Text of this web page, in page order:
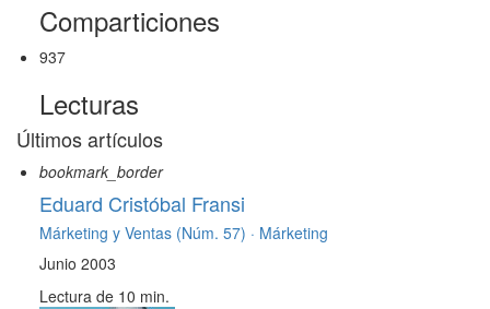
Comparticiones
937
Lecturas
Últimos artículos
bookmark_border
Eduard Cristóbal Fransi
Márketing y Ventas (Núm. 57) · Márketing
Junio 2003
Lectura de 10 min.